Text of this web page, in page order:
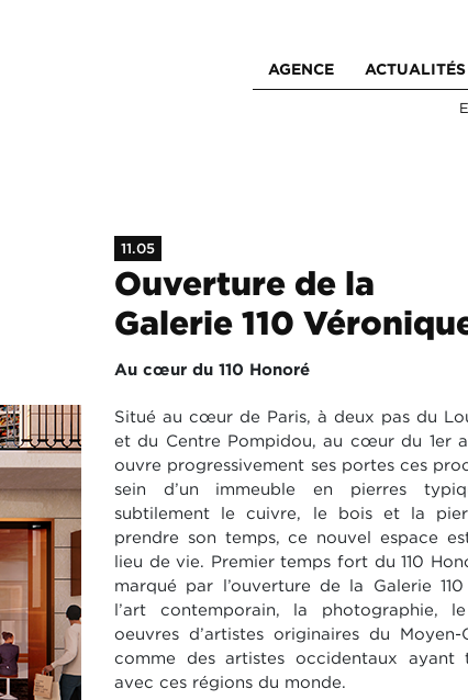
AGENCE ACTUALITÉS
11.05
Ouverture de la
Galerie 110
Au cœur du 110 Honoré
Situé au cœur de Paris, à deux pas du
et du Centre Pompidou, au cœur du 1er
ouvre progressivement ses portes ces
sein d’un immeuble en pierres
subtilement le cuivre, le bois et la
prendre son temps, ce nouvel espace
lieu de vie. Premier temps fort du 110
marqué par l’ouverture de la Galerie
l’art contemporain, la photographie,
oeuvres d’artistes originaires du
comme des artistes occidentaux ayant
avec ces régions du monde.